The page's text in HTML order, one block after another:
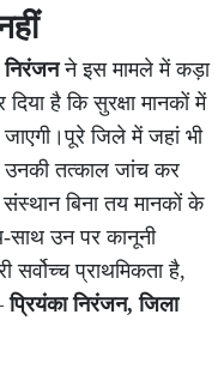
निरंजनने इस मामले में कड़ा
है कि सुरक्षा मानकों में
जाएगी।पूरे जिले में जहां भी
उनकी तत्काल जांच कर
संस्थान बिना तय मानकों के
उन पर कानूनी
सर्वोच्च प्राथमिकता है,
प्रियंका निरंजन, जिला